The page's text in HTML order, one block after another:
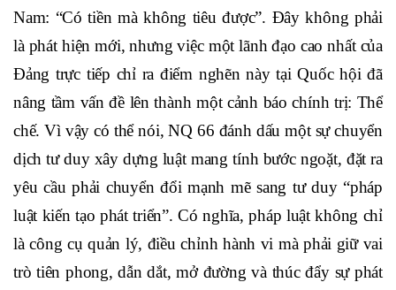
Nam: “Có tiền mà không tiêu được”. Đây không phải
là phát hiện mới, nhưng việc một lãnh đạo cao nhất của
Đảng trực tiếp chỉ ra điểm nghẽn này tại Quốc hội đã
nâng tầm vấn đề lên thành một cảnh báo chính trị: Thể
chế. Vì vậy có thể nói, NQ 66 đánh dấu một sự chuyển
dịch tư duy xây dựng luật mang tính bước ngoặt, đặt ra
yêu cầu phải chuyển đổi mạnh mẽ sang tư duy “pháp
luật kiến tạo phát triển”. Có nghĩa, pháp luật không chỉ
là công cụ quản lý, điều chỉnh hành vi mà phải giữ vai
trò tiên phong, dẫn dắt, mở đường và thúc đẩy sự phát